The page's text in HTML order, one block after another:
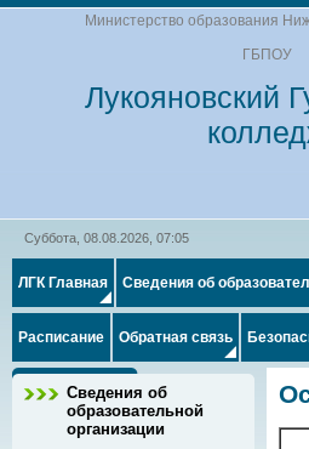
Министерство образования
ГБПОУ
Лукояновский
Суббота, 08.08.2026, 07:05
ЛГК Главная Сведения об
Расписание Обратная связь
Сведения об
образовательной
организации